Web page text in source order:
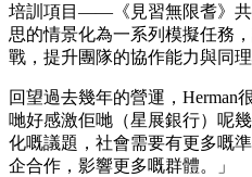
培訓項目——《見習無限耆》
思的情景化為一系列模擬任務
戰，提升團隊的協作能力與同理
回望過去幾年的營運，Herman
哋好感激佢哋（星展銀行）呢
化嘅議題，社會需要有更多嘅
企合作，影響更多嘅群體。」